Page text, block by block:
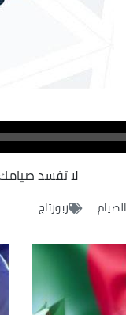
لا تفسد
ربورتاج